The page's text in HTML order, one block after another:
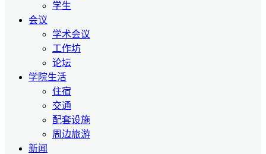
学生
会议
学术会议
工作坊
论坛
学院生活
住宿
交通
配套设施
周边旅游
新闻